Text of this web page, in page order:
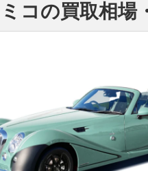
コの買取相場